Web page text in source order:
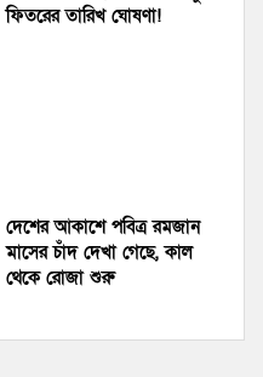
ফিতরের তারিখ ঘোষণা!
দেশের আকাশে পবিত্র রমজান
মাসের চাঁদ দেখা গেছে, কাল
থেকে রোজা শুরু